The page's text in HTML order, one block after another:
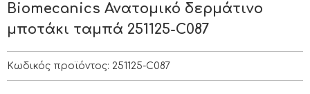
Biomecanics Ανατομικό δερμάτινο
μποτάκι ταμπά 251125-C087
Κωδικός προϊόντος: 251125-C087